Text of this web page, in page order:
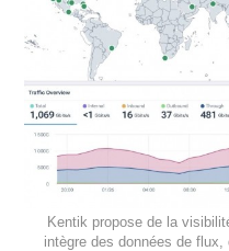
Kentik propose de la
intègre des données de